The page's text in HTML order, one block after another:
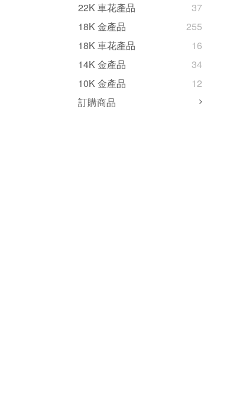
22K 車花產品
37
18K 金產品
255
18K 車花產品
16
14K 金產品
34
10K 金產品
12
訂購商品